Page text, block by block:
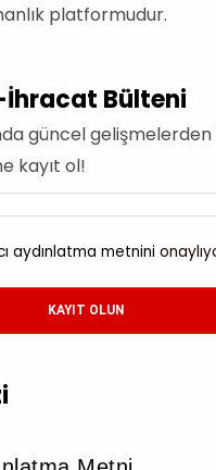
platformudur.
Bülteni
güncel
kayıt ol!
aydınlatma metnini
KAYIT OLUN